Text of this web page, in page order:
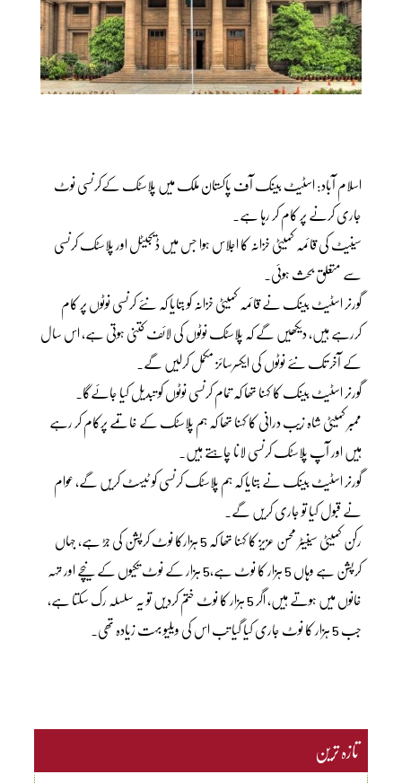
اسلام آباد: اسٹیٹ بینک آف پاکستان ملک میں پلاسٹک کےکرنسی نوٹ
جاری کرنے پر کام کر رہا ہے۔
سینیٹ کی قائمہ کمیٹی خزانہ کا اجلاس ہوا جس میں ڈیجیٹل اور پلاسٹک کرنسی
سے متعلق بحث ہوئی۔
گورنر اسٹیٹ بینک نے قائمہ کمیٹی خزانہ کو بتایا کہ نئے کرنسی نوٹوں پر کام
کررہے ہیں، دیکھیں گے کہ پلاسٹک نوٹوں کی لائف کتنی ہوتی ہے، اس سال
کے آخر تک نئے نوٹوں کی ایکسرسائز مکمل کرلیں گے.
گورنر اسٹیٹ بینک کا کہنا تھا کہ تمام کرنسی نوٹوں کو تبدیل کیا جائےگا۔
ممبر کمیٹی شاہ زیب درانی کا کہنا تھا کہ ہم پلاسٹک کے خاتمے پرکام کر رہے
ہیں اور آپ پلاسٹک کرنسی لانا چاہتے ہیں۔
گورنر اسٹیٹ بینک نے بتایا کہ ہم پلاسٹک کرنسی کو ٹیسٹ کریں گے، عوام
نے قبول کیا تو جاری کریں گے۔
رکن کمیٹی سینیٹر محسن عزیز کا کہنا تھا کہ 5 ہزارکا نوٹ کرپشن کی جڑ ہے، جہاں
کرپشن ہے وہاں 5 ہزار کا نوٹ ہے،5 ہزار کے نوٹ تکیوں کے نیچے اور تہہ
خانوں میں ہوتے ہیں، اگر 5 ہزار کا نوٹ ختم کردیں تو یہ سلسلہ رک سکتا ہے،
جب 5 ہزار کا نوٹ جاری کیا گیا تب اس کی ویلیو بہت زیادہ تھی۔
تازہ ترین